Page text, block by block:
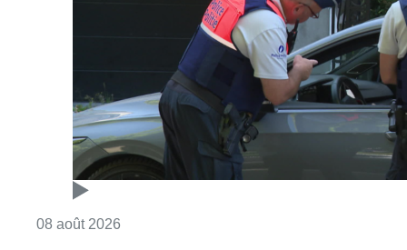
L’Union Saint-Gilloise attire
Bertram Kvist, milieu danois de 21
ans qui renforce les U23